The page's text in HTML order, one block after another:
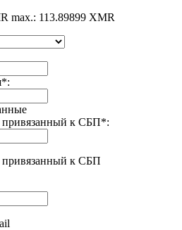
max.: 113.89899 XMR
*:
привязанный к СБП*:
привязанный к СБП